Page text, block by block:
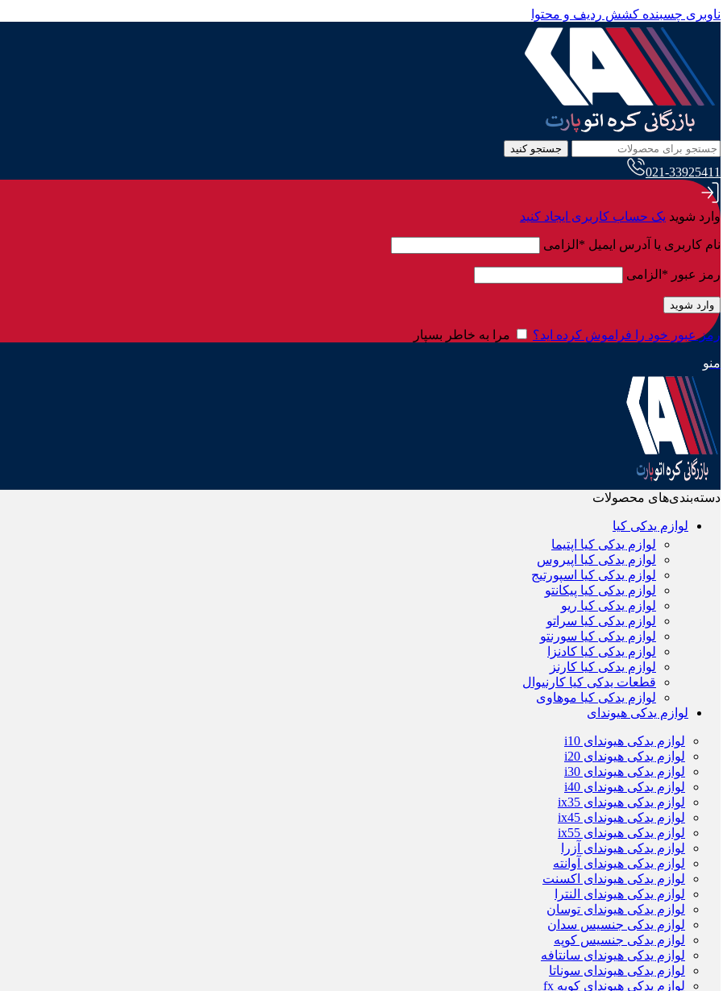
ناوبری چسبنده کشش ردیف و محتوا
جستجو کنید
021-33925411
وارد شوید یک حساب کاربری ایجاد کنید
نام کاربری یا آدرس ایمیل * الزامی
رمز عبور * الزامی
وارد شوید
رمز عبور خود را فراموش کرده اید؟ مرا به خاطر بسپار
منو
دسته‌بندی‌های محصولات
لوازم یدکی کیا
لوازم یدکی کیا اپتیما
لوازم یدکی کیا اپیروس
لوازم یدکی کیا اسپورتیج
لوازم یدکی کیا پیکانتو
لوازم یدکی کیا ریو
لوازم یدکی کیا سراتو
لوازم یدکی کیا سورنتو
لوازم یدکی کیا کادنزا
لوازم یدکی کیا کارنز
قطعات یدکی کیا کارنیوال
لوازم یدکی کیا موهاوی
لوازم یدکی هیوندای
لوازم یدکی هیوندای i10
لوازم یدکی هیوندای i20
لوازم یدکی هیوندای i30
لوازم یدکی هیوندای i40
لوازم یدکی هیوندای ix35
لوازم یدکی هیوندای ix45
لوازم یدکی هیوندای ix55
لوازم یدکی هیوندای آزرا
لوازم یدکی هیوندای آوانته
لوازم یدکی هیوندای اکسنت
لوازم یدکی هیوندای النترا
لوازم یدکی هیوندای توسان
لوازم یدکی جنسیس سدان
لوازم یدکی جنسیس کوپه
لوازم یدکی هیوندای سانتافه
لوازم یدکی هیوندای سوناتا
لوازم یدکی هیوندای کوپه fx